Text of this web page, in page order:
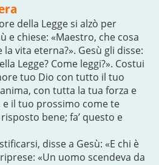
della Legge si alzò per
e chiese: «Maestro, che cosa
vita eterna?». Gesù gli disse:
Legge? Come leggi?». Costui
tuo Dio con tutto il tuo
con tutta la tua forza e
il tuo prossimo come te
bene; fa’ questo e
disse a Gesù: «E chi è
«Un uomo scendeva da